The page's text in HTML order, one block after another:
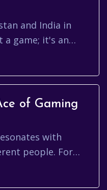
and India in
game; it's an
a historic rivalry
of Gaming
with
people. For
strategic